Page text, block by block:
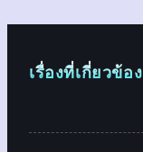
เรื่องที่เกี่ยวข้อง